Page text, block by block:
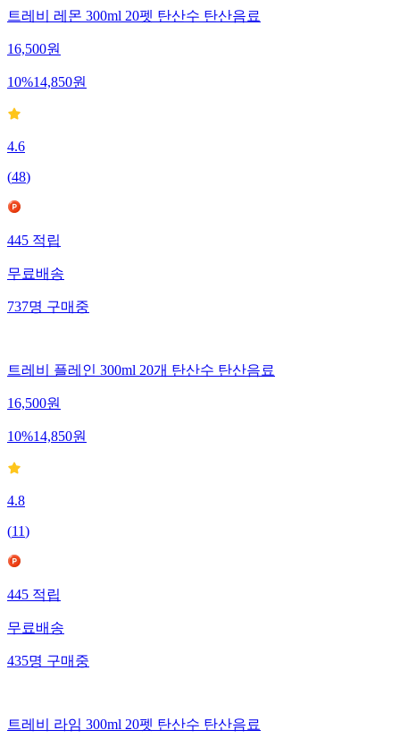
트레비 레몬 300ml 20펫 탄산수 탄산음료
16,500원
10%14,850원
4.6
(48)
445적립
무료배송
737명구매중
트레비 플레인 300ml 20개 탄산수 탄산음료
16,500원
10%14,850원
4.8
(11)
445적립
무료배송
435명구매중
트레비 라임 300ml 20펫 탄산수 탄산음료